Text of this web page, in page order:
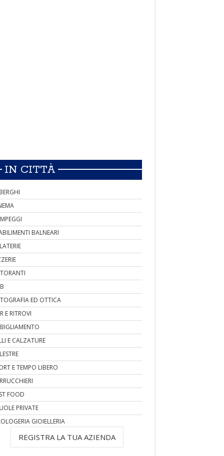
IN CITTÀ
BALNEARI
ED OTTICA
E RITROVI
E CALZATURE
E TEMPO LIBERO
FOOD
PRIVATE
GIOIELLERIA
REGISTRA LA TUA AZIENDA